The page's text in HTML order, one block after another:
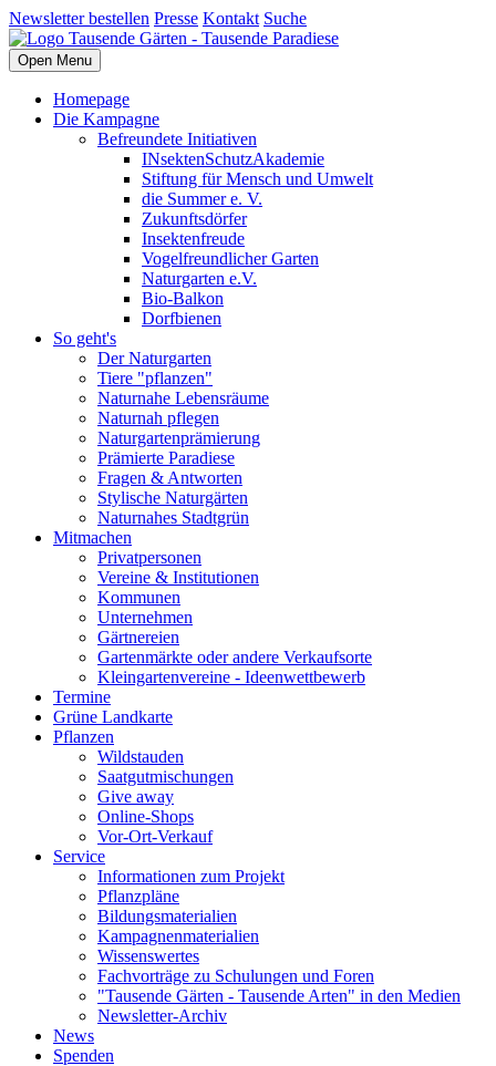
Newsletter bestellen Presse Kontakt Suche
Open Menu
Homepage
Die Kampagne
Befreundete Initiativen
INsektenSchutzAkademie
Stiftung für Mensch und Umwelt
die Summer e. V.
Zukunftsdörfer
Insektenfreude
Vogelfreundlicher Garten
Naturgarten e.V.
Bio-Balkon
Dorfbienen
So geht's
Der Naturgarten
Tiere "pflanzen"
Naturnahe Lebensräume
Naturnah pflegen
Naturgartenprämierung
Prämierte Paradiese
Fragen & Antworten
Stylische Naturgärten
Naturnahes Stadtgrün
Mitmachen
Privatpersonen
Vereine & Institutionen
Kommunen
Unternehmen
Gärtnereien
Gartenmärkte oder andere Verkaufsorte
Kleingartenvereine - Ideenwettbewerb
Termine
Grüne Landkarte
Pflanzen
Wildstauden
Saatgutmischungen
Give away
Online-Shops
Vor-Ort-Verkauf
Service
Informationen zum Projekt
Pflanzpläne
Bildungsmaterialien
Kampagnenmaterialien
Wissenswertes
Fachvorträge zu Schulungen und Foren
"Tausende Gärten - Tausende Arten" in den Medien
Newsletter-Archiv
News
Spenden